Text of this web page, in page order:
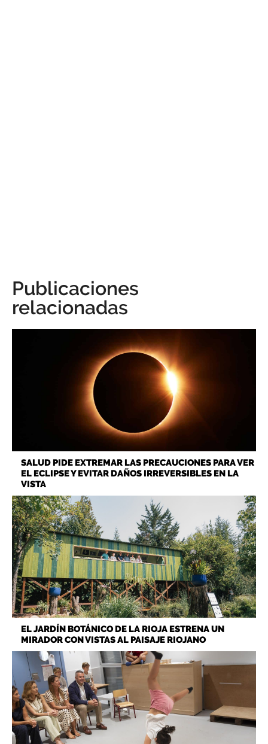
Publicaciones
relacionadas
SALUD PIDE EXTREMAR LAS PRECAUCIONES PARA VER
EL ECLIPSE Y EVITAR DAÑOS IRREVERSIBLES EN LA
VISTA
EL JARDÍN BOTÁNICO DE LA RIOJA ESTRENA UN
MIRADOR CON VISTAS AL PAISAJE RIOJANO